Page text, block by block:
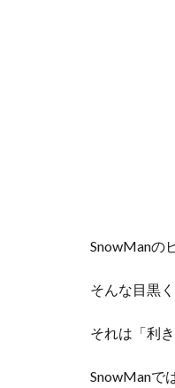
SnowManの
そんな目黒
それは「利
SnowManで